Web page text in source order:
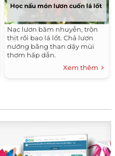
Học nấu món lươn cuốn lá lốt
Nạc lươn băm nhuyễn, trộn
thịt rồi bao lá lốt. Chả lươn
nướng bằng than dậy mùi
thơm hấp dẫn.
Xem thêm